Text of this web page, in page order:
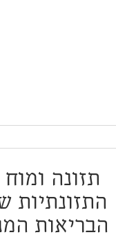
תזונה
התזונתיות
הבריאות